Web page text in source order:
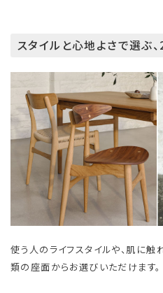
スタイルと心地よさで選ぶ
使う人のライフスタイルや、肌に
類の座面からお選びいただけます。